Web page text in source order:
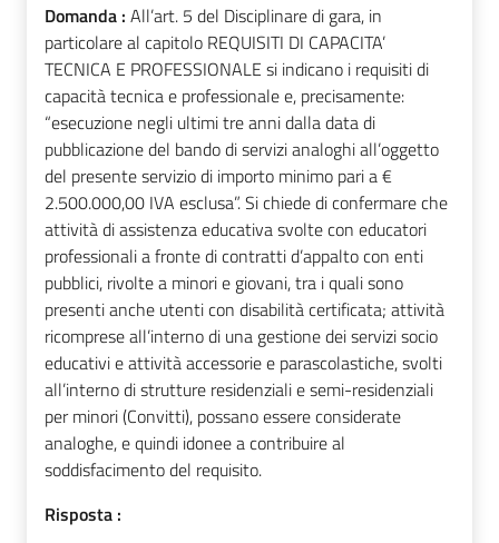
Domanda : All’art. 5 del Disciplinare di gara, in
particolare al capitolo REQUISITI DI CAPACITA’
TECNICA E PROFESSIONALE si indicano i requisiti di
capacità tecnica e professionale e, precisamente:
“esecuzione negli ultimi tre anni dalla data di
pubblicazione del bando di servizi analoghi all’oggetto
del presente servizio di importo minimo pari a €
2.500.000,00 IVA esclusa”. Si chiede di confermare che
attività di assistenza educativa svolte con educatori
professionali a fronte di contratti d’appalto con enti
pubblici, rivolte a minori e giovani, tra i quali sono
presenti anche utenti con disabilità certificata; attività
ricomprese all’interno di una gestione dei servizi socio
educativi e attività accessorie e parascolastiche, svolti
all’interno di strutture residenziali e semi-residenziali
per minori (Convitti), possano essere considerate
analoghe, e quindi idonee a contribuire al
soddisfacimento del requisito.
Risposta :